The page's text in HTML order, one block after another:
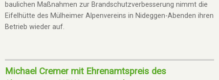
baulichen Maßnahmen zur Brandschutzverbesserung nimmt die
Eifelhütte des Mülheimer Alpenvereins in Nideggen-Abenden ihren
Betrieb wieder auf.
Michael Cremer mit Ehrenamtspreis des